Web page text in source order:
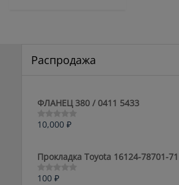
Распродажа
ФЛАНЕЦ 380 / 0411 5433
Оценка
5
10,000 ₽
Прокладка Toyota 16124-78701-71
Оценка
100 ₽